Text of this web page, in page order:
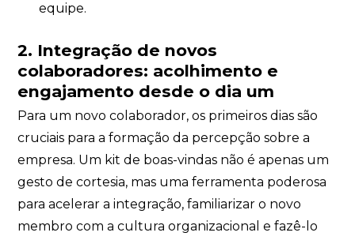
equipe.
2. Integração de novos
colaboradores: acolhimento e
engajamento desde o dia um
Para um novo colaborador, os primeiros dias são
cruciais para a formação da percepção sobre a
empresa. Um kit de boas-vindas não é apenas um
gesto de cortesia, mas uma ferramenta poderosa
para acelerar a integração, familiarizar o novo
membro com a cultura organizacional e fazê-lo